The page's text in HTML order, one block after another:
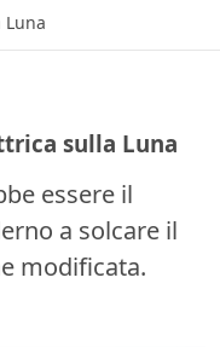
sulla Luna
essere il
a solcare il
modificata.